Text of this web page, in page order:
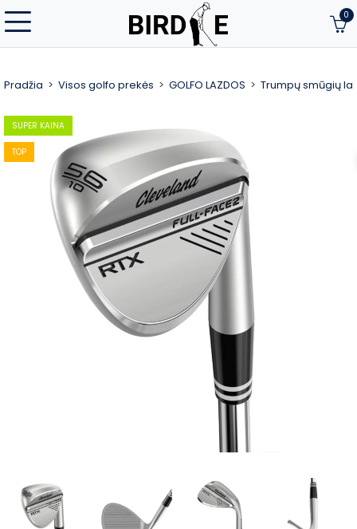
0
Pradžia Visos golfo prekės GOLFO LAZDOS Trumpų smūgių
SUPER KAINA
TOP